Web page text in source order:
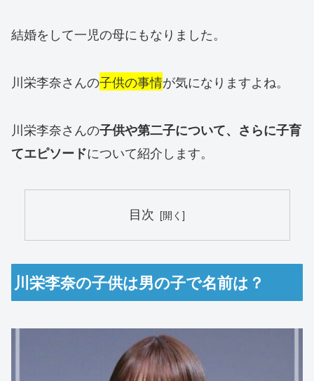
結婚をして一児の母にもなりました。
川栄李奈さんの子供の事情が気になりますよね。
川栄李奈さんの子供や第二子について、さらに子育
てエピソードについて紹介します。
目次
川栄李奈の子供は男の子で名前は？